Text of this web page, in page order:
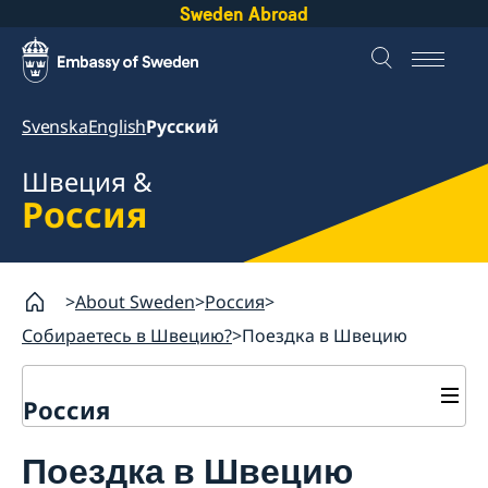
Sweden Abroad
SvenskaEnglishРусский
Швеция &
Россия
About Sweden Россия
Собираетесь в Швецию? Поездка в Швецию
Россия
Поездка в Швецию